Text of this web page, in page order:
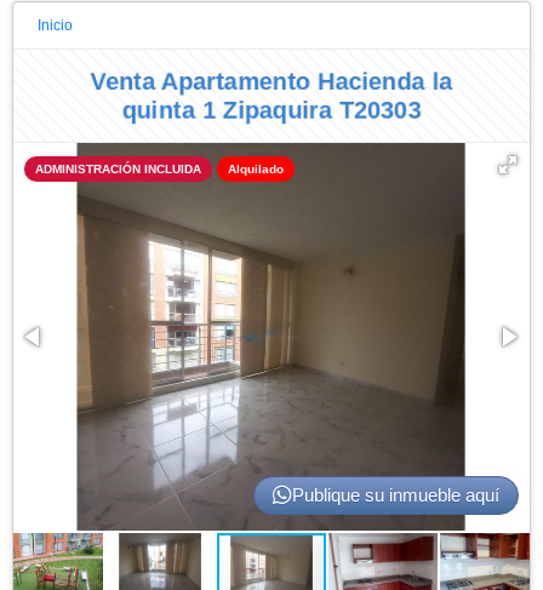
Publique su inmueble aquí
Inicio
Venta Apartamento Hacienda la
quinta 1 Zipaquira T20303
ADMINISTRACIÓN INCLUIDA Alquilado